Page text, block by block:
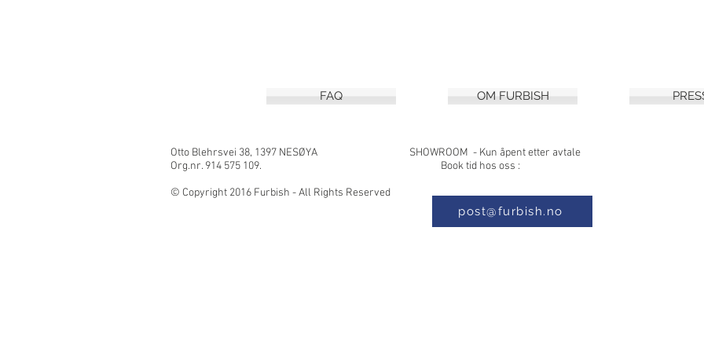
FAQ OM FURBISH
Otto Blehrsvei 38, 1397 NESØYA SHOWROOM - Kun
Org.nr. 914 575 109. Book tid hos oss :
© Copyright 2016 Furbish - All Rights Reserved
post@furbish.no